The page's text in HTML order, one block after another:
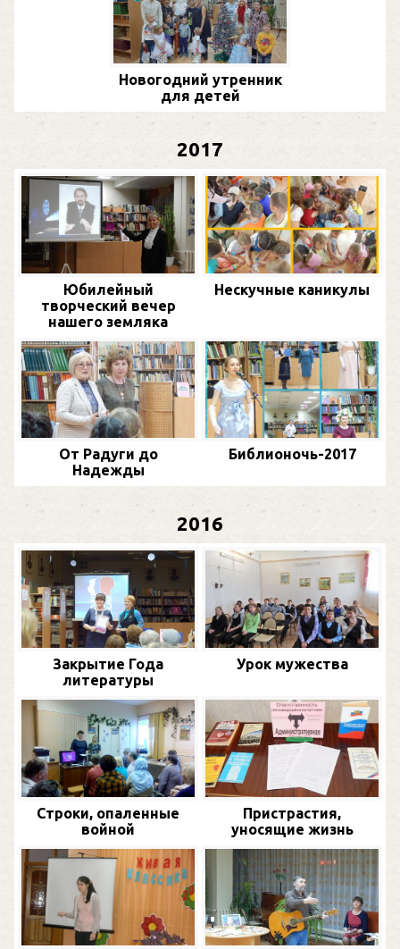
Новогодний утренник
для детей
2017
Юбилейный
творческий вечер
нашего земляка
Нескучные каникулы
От Радуги до
Надежды
Библионочь-2017
2016
Закрытие Года
литературы
Урок мужества
Строки, опаленные
войной
Пристрастия,
уносящие жизнь